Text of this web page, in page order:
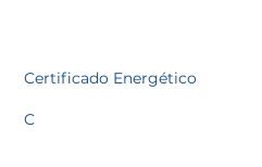
Certificado Energético
C